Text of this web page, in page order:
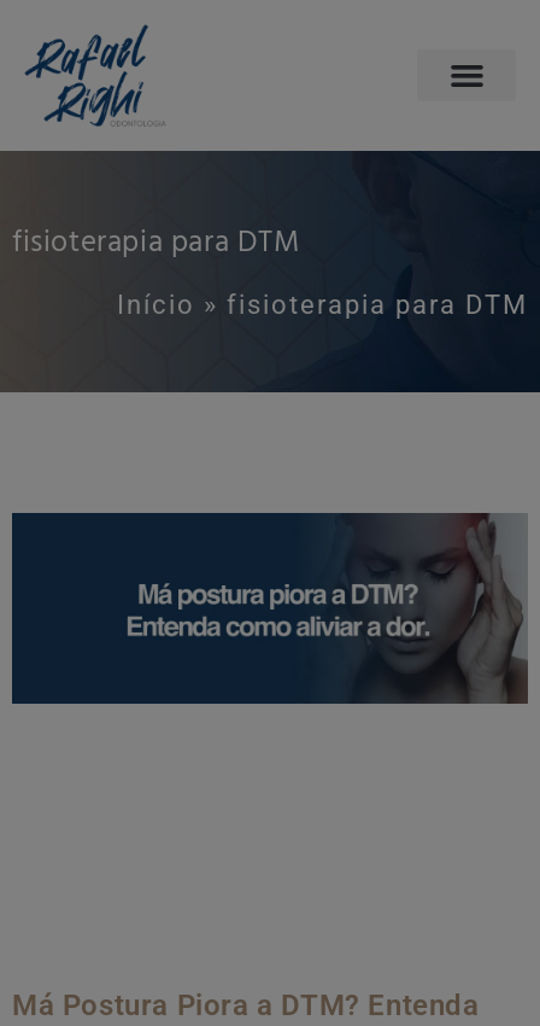
fisioterapia para DTM
Início » fisioterapia para DTM
Má Postura Piora a DTM? Entenda